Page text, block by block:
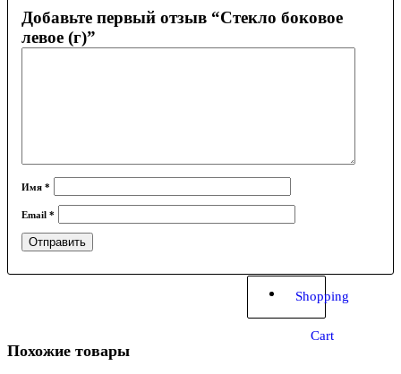
Shopping
Cart
Добавьте первый отзыв “Стекло боковое
левое (г)”
Имя *
Email *
Похожие товары